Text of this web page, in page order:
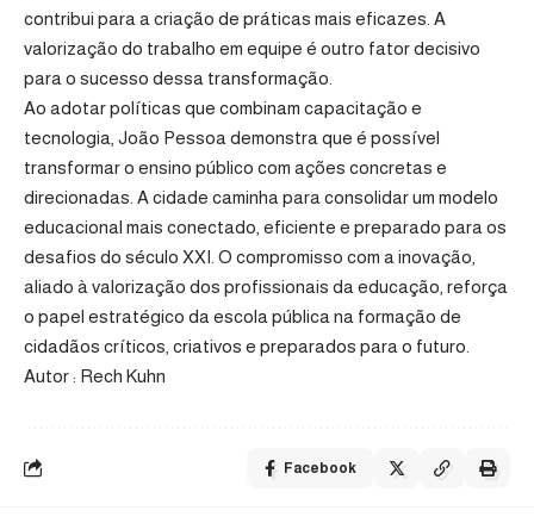
contribui para a criação de práticas mais eficazes. A
valorização do trabalho em equipe é outro fator decisivo
para o sucesso dessa transformação.
Ao adotar políticas que combinam capacitação e
tecnologia, João Pessoa demonstra que é possível
transformar o ensino público com ações concretas e
direcionadas. A cidade caminha para consolidar um modelo
educacional mais conectado, eficiente e preparado para os
desafios do século XXI. O compromisso com a inovação,
aliado à valorização dos profissionais da educação, reforça
o papel estratégico da escola pública na formação de
cidadãos críticos, criativos e preparados para o futuro.
Autor : Rech Kuhn
Facebook